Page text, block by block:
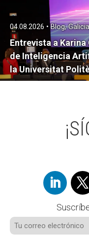
Entrevista a
de Inteligencia
la Universitat
04.08.2026 • Blog,